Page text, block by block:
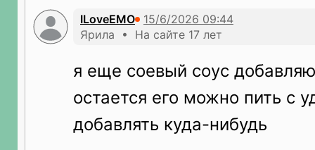
ILoveEMO
Ярила • На сайте 17 лет
я еще соевый соус
остается его можно пить с
добавлять куда-нибудь